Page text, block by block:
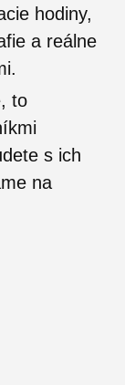
hodiny,
a reálne
to
s ich
na